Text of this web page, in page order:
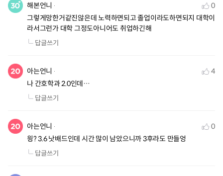
해본언니
0
그렇게망한거같진않은데 노력하면되고 졸업이라도하면되지 대학이
라서그런가 대학 그정도아니어도 취업하긴해
답글쓰기
아는언니
4
나 간호학과 2.0인데…
답글쓰기
아는언니
0
읭? 3.6 낫배드인데 시간 많이 남았으니까 3후라도 만들엉
답글쓰기